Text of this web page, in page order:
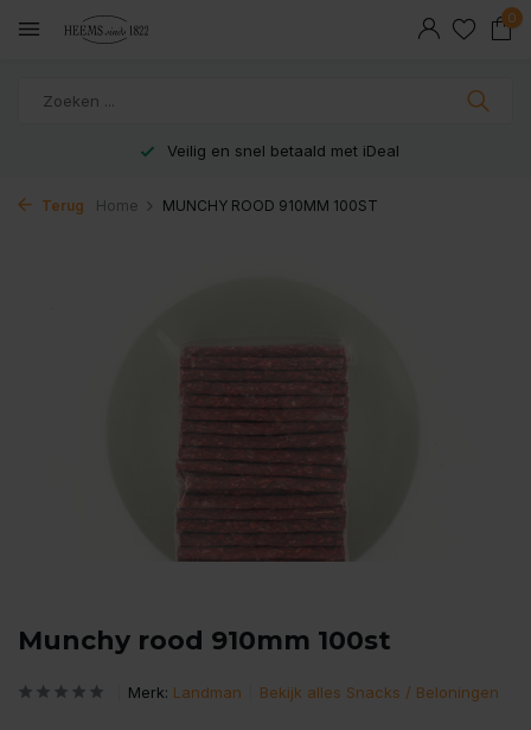
0
Veilig en snel betaald met iDeal
Terug Home MUNCHY ROOD 910MM 100ST
Munchy rood 910mm 100st
Merk: Landman Bekijk alles Snacks / Beloningen